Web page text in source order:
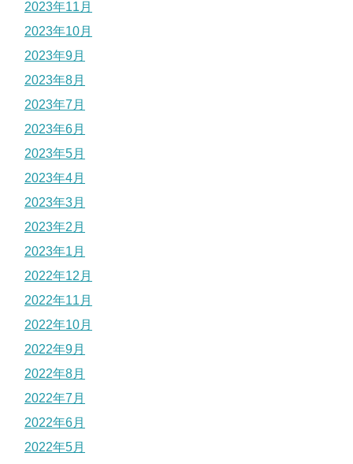
2023年11月
2023年10月
2023年9月
2023年8月
2023年7月
2023年6月
2023年5月
2023年4月
2023年3月
2023年2月
2023年1月
2022年12月
2022年11月
2022年10月
2022年9月
2022年8月
2022年7月
2022年6月
2022年5月